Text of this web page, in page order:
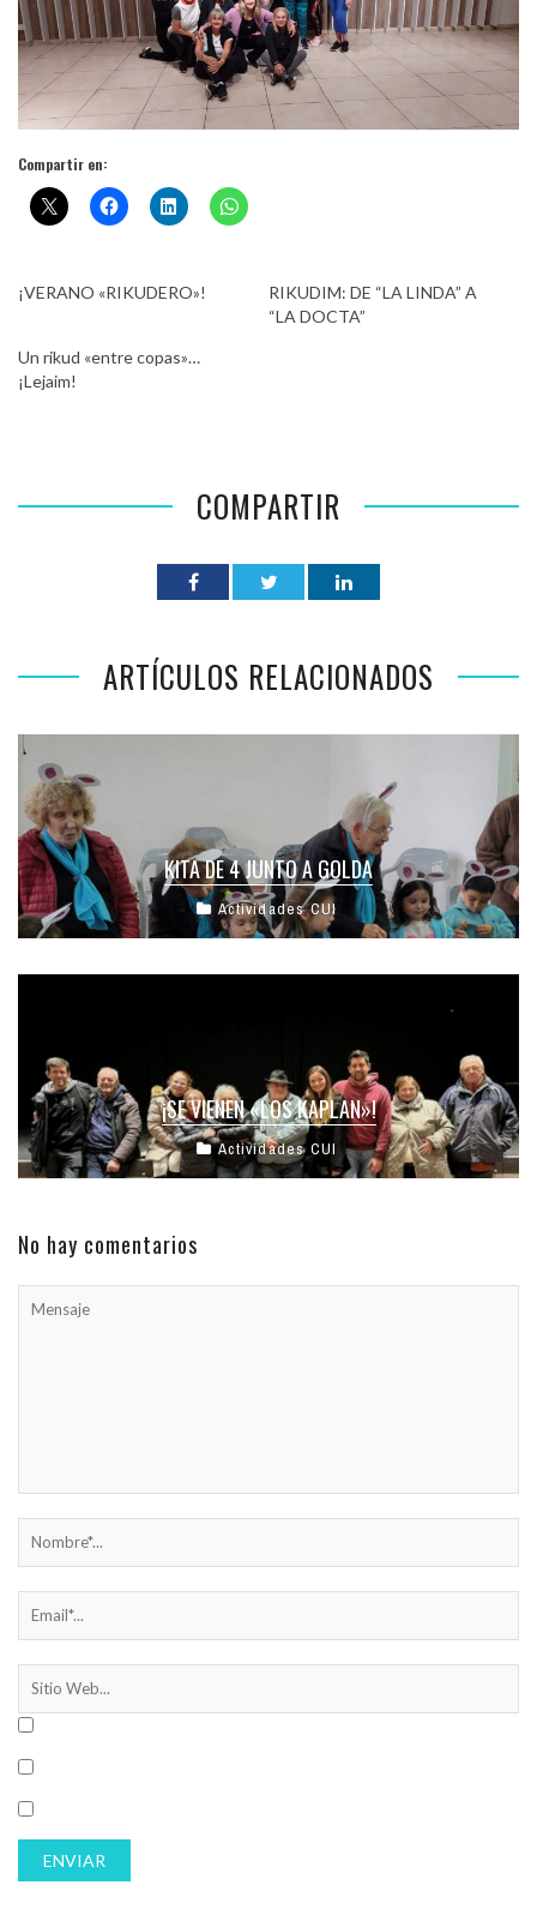
Compartir en:
¡VERANO «RIKUDERO»!
RIKUDIM: DE “LA LINDA” A
“LA DOCTA”
Un rikud «entre copas»…
¡Lejaim!
COMPARTIR
ARTÍCULOS RELACIONADOS
KITA DE 4 JUNTO A GOLDA
Actividades CUI
¡SE VIENEN «LOS KAPLAN»!
Actividades CUI
No hay comentarios